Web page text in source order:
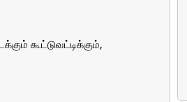
கூட்டுவட்டிக்கும்,